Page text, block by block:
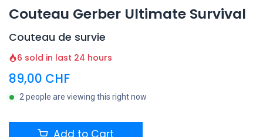
Couteau Gerber Ultimate Survival
Couteau de survie
6 sold in last 24 hours
89,00 CHF
2 people are viewing this right now
Add to Cart